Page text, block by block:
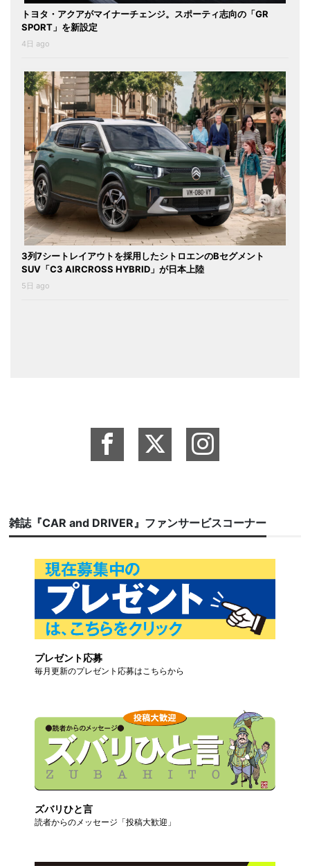
トヨタ・アクアがマイナーチェンジ。スポーティ志向の「GR
SPORT」を新設定
4日 ago
3列7シートレイアウトを採用したシトロエンのBセグメント
SUV「C3 AIRCROSS HYBRID」が日本上陸
5日 ago
雑誌『CAR and DRIVER』ファンサービスコーナー
プレゼント応募
毎月更新のプレゼント応募はこちらから
ズバリひと言
読者からのメッセージ「投稿大歓迎」